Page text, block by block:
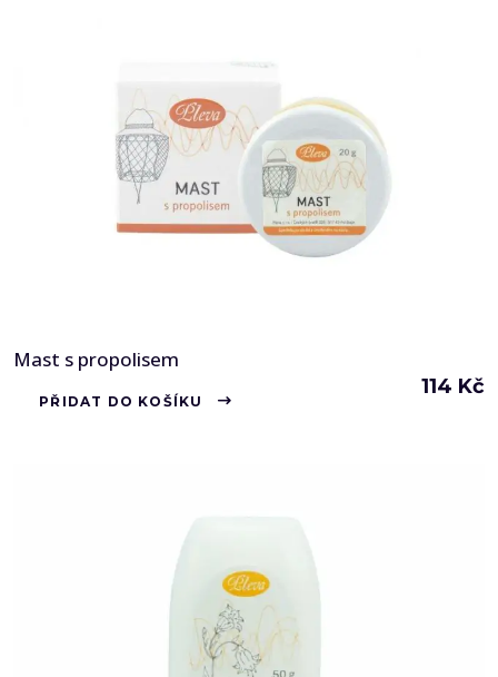
Mast s propolisem
114 Kč
PŘIDAT DO KOŠÍKU